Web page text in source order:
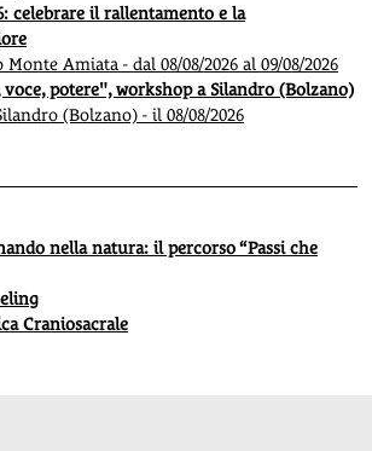
celebrare il rallentamento e la
Amiata - dal 08/08/2026 al 09/08/2026
potere", workshop a Silandro (Bolzano)
(Bolzano) - il 08/08/2026
nella natura: il percorso “Passi che
Craniosacrale